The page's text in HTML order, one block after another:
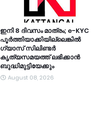
ഇനി 8 ദിവസം മാത്രം; e-KYC
പൂര്‍ത്തിയാക്കിയില്ലെങ്കില്‍
ഗ്യാസ് സിലിണ്ടര്‍
കൃത്യസമയത്ത് ലഭിക്കാന്‍
ബുദ്ധിമുട്ടിയേക്കും
August 08, 2026